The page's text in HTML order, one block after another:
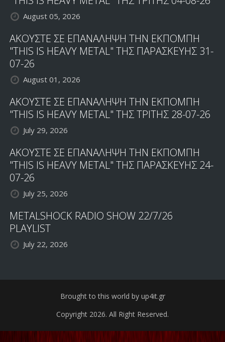
August 05, 2026
ΑΚΟΥΣΤΕ ΣΕ ΕΠΑΝΑΛΗΨΗ ΤΗΝ ΕΚΠΟΜΠΗ
"THIS IS HEAVY METAL" ΤΗΣ ΠΑΡΑΣΚΕΥΗΣ 31-
07-26
August 01, 2026
ΑΚΟΥΣΤΕ ΣΕ ΕΠΑΝΑΛΗΨΗ ΤΗΝ ΕΚΠΟΜΠΗ
"THIS IS HEAVY METAL" ΤΗΣ ΤΡΙΤΗΣ 28-07-26
July 29, 2026
ΑΚΟΥΣΤΕ ΣΕ ΕΠΑΝΑΛΗΨΗ ΤΗΝ ΕΚΠΟΜΠΗ
"THIS IS HEAVY METAL" ΤΗΣ ΠΑΡΑΣΚΕΥΗΣ 24-
07-26
July 25, 2026
METALSHOCK RADIO SHOW 22/7/26
PLAYLIST
July 22, 2026
Brought to this world by up4it.gr
Copyright 2026. All Right Reserved.